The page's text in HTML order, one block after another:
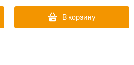
В корзину